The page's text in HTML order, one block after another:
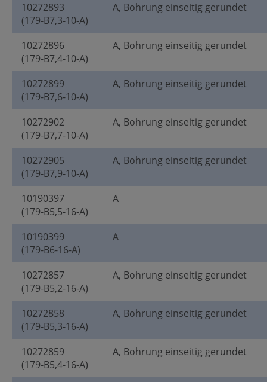
10272893
(179-B7,3-10-A)
A, Bohrung einseitig gerundet
10272896
(179-B7,4-10-A)
A, Bohrung einseitig gerundet
10272899
(179-B7,6-10-A)
A, Bohrung einseitig gerundet
10272902
(179-B7,7-10-A)
A, Bohrung einseitig gerundet
10272905
(179-B7,9-10-A)
A, Bohrung einseitig gerundet
10190397
(179-B5,5-16-A)
A
10190399
(179-B6-16-A)
A
10272857
(179-B5,2-16-A)
A, Bohrung einseitig gerundet
10272858
(179-B5,3-16-A)
A, Bohrung einseitig gerundet
10272859
(179-B5,4-16-A)
A, Bohrung einseitig gerundet